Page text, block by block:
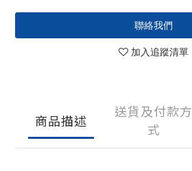
聯絡我們
加入追蹤清單
商品描述
送貨及付款方
式